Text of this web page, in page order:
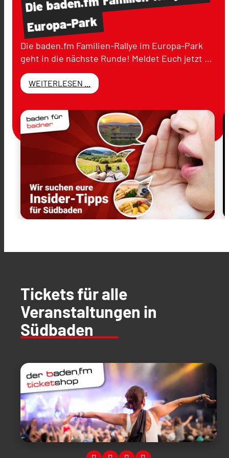
Die
Europa-Park
Die baden.fm Familien-Rallye im Europa-Park
geht in die nächste Runde! Meldet Euch jetzt …
WEITERLESEN ...
Tickets für alle
Veranstaltungen in
Südbaden